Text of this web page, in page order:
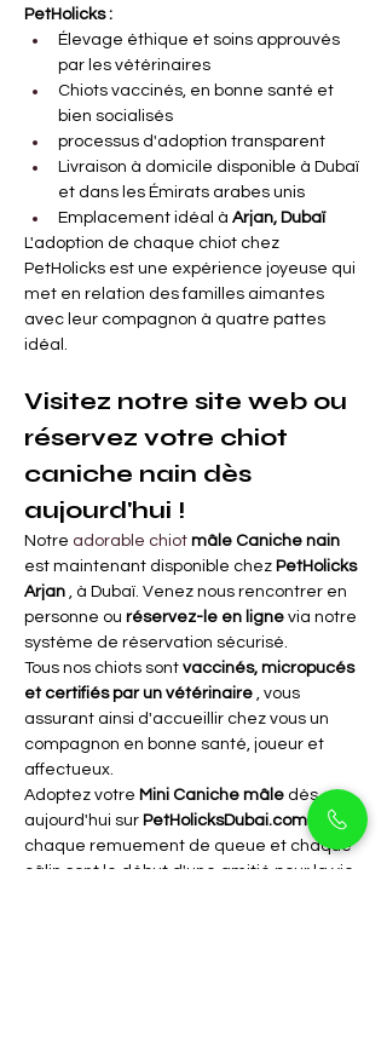
PetHolicks :
Élevage éthique et soins approuvés
par les vétérinaires
Chiots vaccinés, en bonne santé et
bien socialisés
processus d'adoption transparent
Livraison à domicile disponible à Dubaï
et dans les Émirats arabes unis
Emplacement idéal à Arjan, Dubaï
L'adoption de chaque chiot chez
PetHolicks est une expérience joyeuse qui
met en relation des familles aimantes
avec leur compagnon à quatre pattes
idéal.
Visitez notre site web ou
réservez votre chiot
caniche nain dès
aujourd'hui !
Notre adorable chiot mâle Caniche nain
est maintenant disponible chez PetHolicks
Arjan , à Dubaï. Venez nous rencontrer en
personne ou réservez-le en ligne via notre
système de réservation sécurisé.
Tous nos chiots sont vaccinés, micropucés
et certifiés par un vétérinaire , vous
assurant ainsi d'accueillir chez vous un
compagnon en bonne santé, joueur et
affectueux.
Adoptez votre Mini Caniche mâle dès
aujourd'hui sur PetHolicksDubai.com
, où
chaque remuement de queue et chaque
câlin sont le début d'une amitié pour la vie.